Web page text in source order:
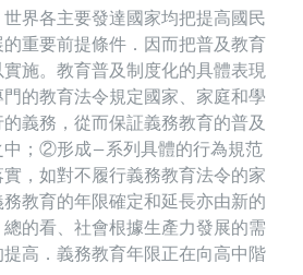
界各主要發達國家均把提高國民
重要前提條件．因而把普及教育
施。教育普及制度化的具體表現
的教育法令規定國家、家庭和學
義務，從而保証義務教育的普及
中；②形成—系列具體的行為規范
，如對不履行義務教育法令的家
教育的年限確定和延長亦由新的
的看、社會根據生產力發展的需
高．義務教育年限正在向高中階